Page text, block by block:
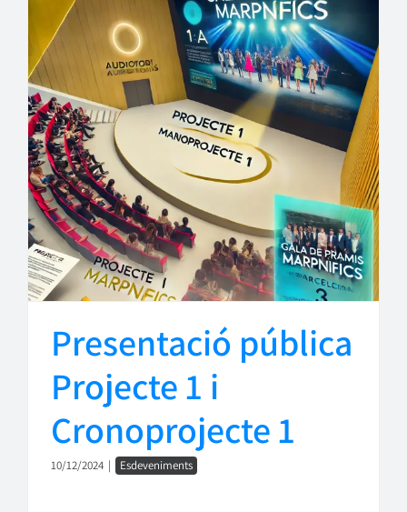
Presentació pública
Projecte 1 i
Cronoprojecte 1
10/12/2024 | Esdeveniments